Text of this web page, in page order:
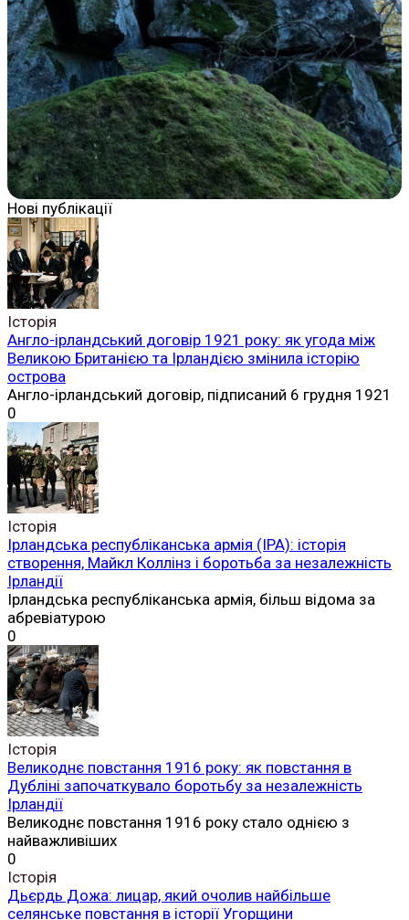
Нові публікації
Історія
Англо-ірландський договір 1921 року: як угода між
Великою Британією та Ірландією змінила історію
острова
Англо-ірландський договір, підписаний 6 грудня 1921
0
Історія
Ірландська республіканська армія (ІРА): історія
створення, Майкл Коллінз і боротьба за незалежність
Ірландії
Ірландська республіканська армія, більш відома за
абревіатурою
0
Історія
Великоднє повстання 1916 року: як повстання в
Дубліні започаткувало боротьбу за незалежність
Ірландії
Великоднє повстання 1916 року стало однією з
найважливіших
0
Історія
Дьєрдь Дожа: лицар, який очолив найбільше
селянське повстання в історії Угорщини